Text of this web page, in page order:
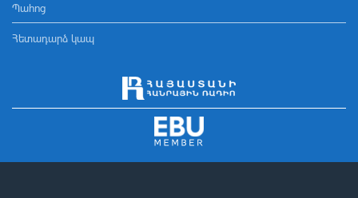
Պահոց
Հետադարձ կապ